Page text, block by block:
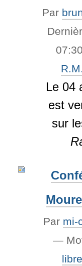
Par
Le 04
est
sur
Par mi-
—
libre